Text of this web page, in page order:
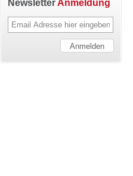
NewsletterAnmeldung